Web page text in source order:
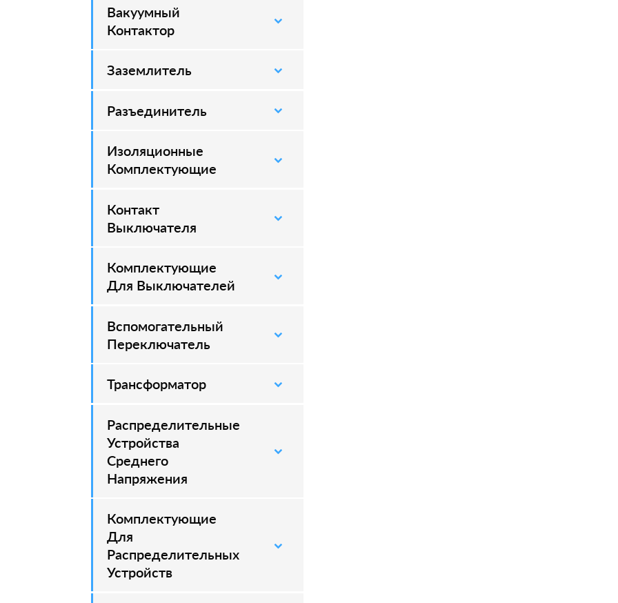
Вакуумный
Контактор
–
Заземлитель
–
Разъединитель
–
Изоляционные
Комплектующие
–
Контакт
Выключателя
–
Комплектующие
Для Выключателей
–
Вспомогательный
Переключатель
–
Трансформатор
Распределительные
Устройства
Среднего
Напряжения
–
Комплектующие
Для
Распределительных
Устройств
–